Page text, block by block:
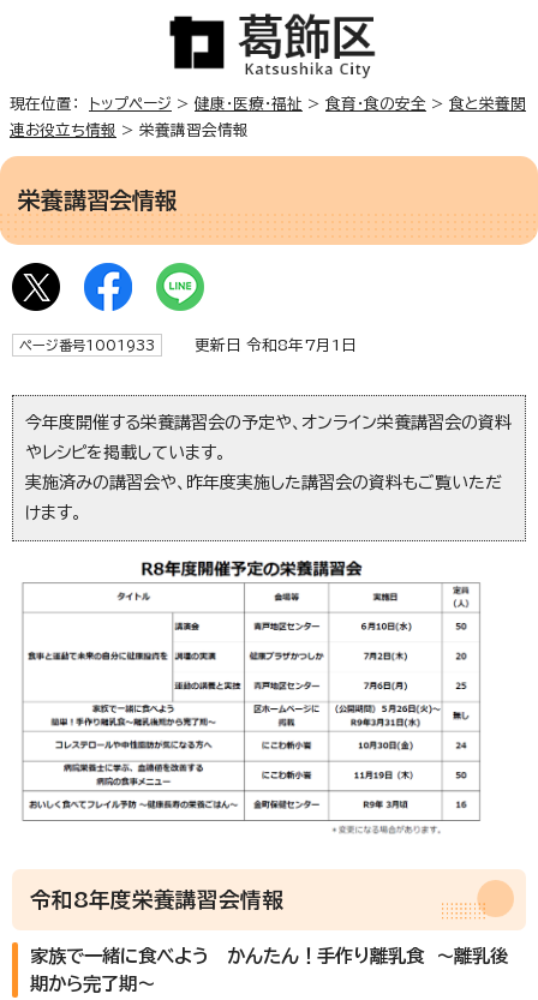
現在位置： トップページ > 健康・医療・福祉 > 食育・食の安全 > 食と栄養関
連お役立ち情報 > 栄養講習会情報
栄養講習会情報
ページ番号1001933 更新日 令和8年7月1日
今年度開催する栄養講習会の予定や、オンライン栄養講習会の資料
やレシピを掲載しています。
実施済みの講習会や、昨年度実施した講習会の資料もご覧いただ
けます。
令和8年度栄養講習会情報
家族で一緒に食べよう かんたん！手作り離乳食 ～離乳後
期から完了期～